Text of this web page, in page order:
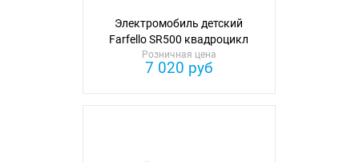
Электромобиль детский
Farfello SR500 квадроцикл
Розничная цена
7 020 руб